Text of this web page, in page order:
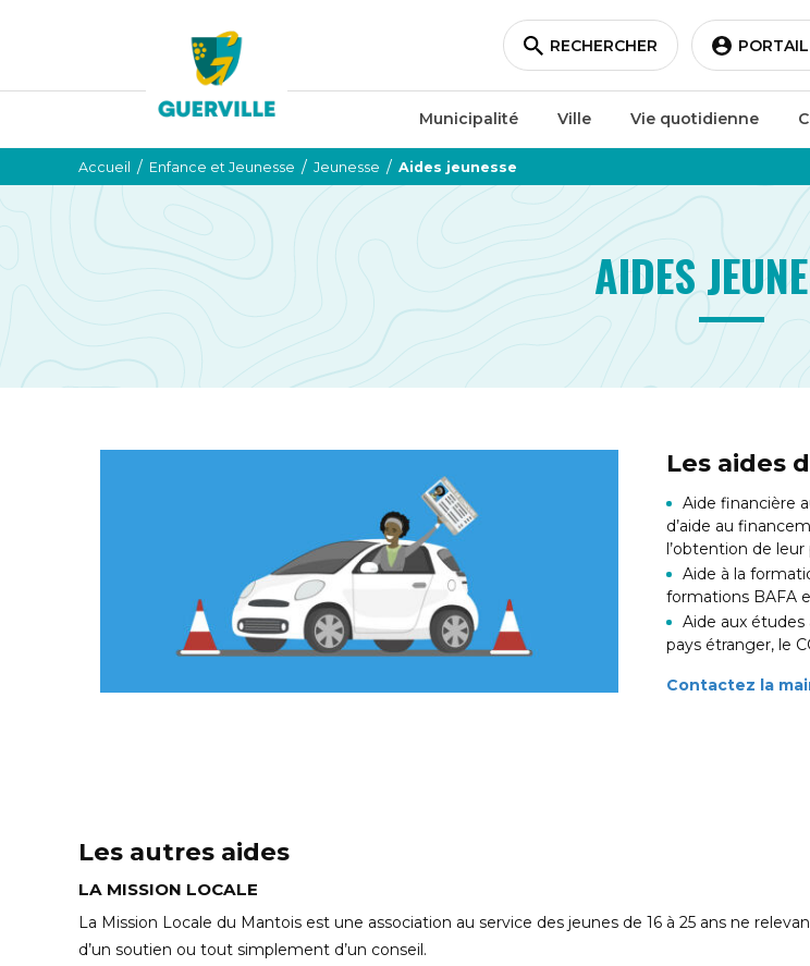
RECHERCHER
Municipalité Ville Vie quotidienne
Accueil / Enfance et Jeunesse / Jeunesse / Aides jeunesse
AIDES
Les aides
Aide financière
d’aide au
l’obtention de
Aide à la
formations BAFA
Aide aux études
pays étranger, le
Contactez la
Les autres aides
LA MISSION LOCALE
La Mission Locale du Mantois est une association au service des jeunes de 16 à 25 ans ne
d’un soutien ou tout simplement d’un conseil.